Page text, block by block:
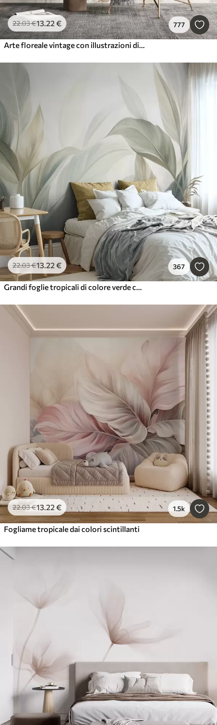
22.03€13.22 € 777
Arte floreale vintage con illustrazioni di fiori e foglie delicati in stile disegno, morbidi toni pastello beige e seppia
22.03€13.22 € 367
Grandi foglie tropicali di colore verde chiaro con tonalità tenui e pastello, in una composizione artistica ricca di texture
22.03€13.22 € 1.5k
Fogliame tropicale dai colori scintillanti